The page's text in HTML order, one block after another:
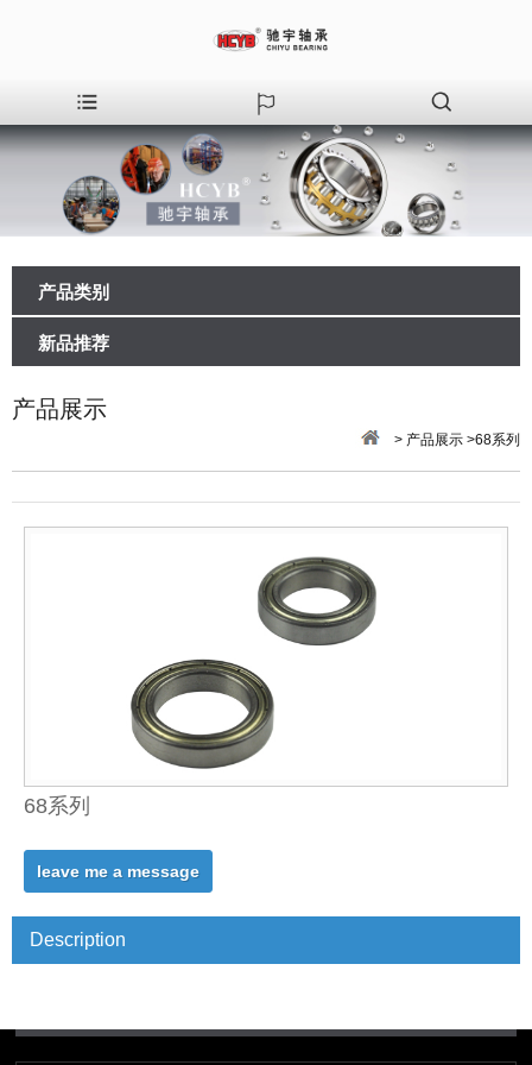
产品类别
新品推荐
产品展示
> 产品展示 >68系列
68系列
leave me a message
Description